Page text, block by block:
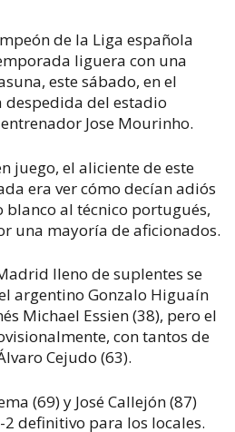
de la Liga española
liguera con una
este sábado, en el
del estadio
Jose Mourinho.
juego, el aliciente de este
era ver cómo decían adiós
blanco al técnico portugués,
una mayoría de aficionados.
lleno de suplentes se
argentino Gonzalo Higuaín
Michael Essien (38), pero el
con tantos de
Cejudo (63).
(69) y José Callejón (87)
definitivo para los locales.